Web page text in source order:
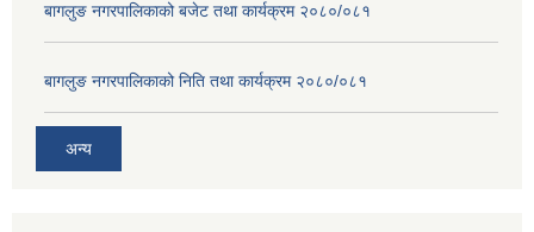
बागलुङ नगरपालिकाको बजेट तथा कार्यक्रम २०८०/०८१
बागलुङ नगरपालिकाको निति तथा कार्यक्रम २०८०/०८१
अन्य